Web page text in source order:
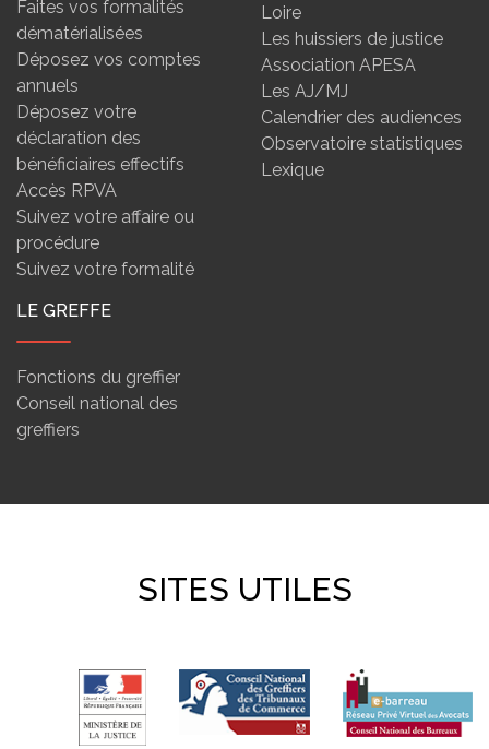
Faites vos formalités
dématérialisées
Déposez vos comptes
annuels
Déposez votre
déclaration des
bénéficiaires effectifs
Accès RPVA
Suivez votre affaire ou
procédure
Suivez votre formalité
Loire
Les huissiers de justice
Association APESA
Les AJ/MJ
Calendrier des audiences
Observatoire statistiques
Lexique
LE GREFFE
Fonctions du greffier
Conseil national des
greffiers
SITES UTILES